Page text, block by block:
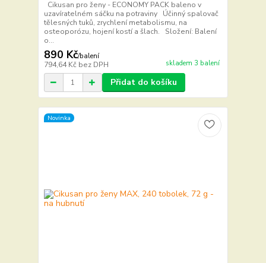
Cikusan pro ženy - ECONOMY PACK baleno v
uzavíratelném sáčku na potraviny Účinný spalovač
tělesných tuků, zrychlení metabolismu, na
osteoporózu, hojení kostí a šlach. Složení: Balení
o...
890 Kč/balení
794,64 Kč bez DPH skladem 3 balení
Přidat do košíku
Novinka